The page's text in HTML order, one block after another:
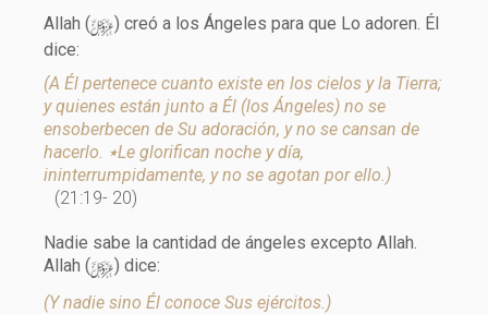
Allah (y) creó a los Ángeles para que Lo adoren. Él
dice:
(A Él pertenece cuanto existe en los cielos y la Tierra;
y quienes están junto a Él (los Ángeles) no se
ensoberbecen de Su adoración, y no se cansan de
hacerlo. ٭Le glorifican noche y día,
ininterrumpidamente, y no se agotan por ello.)
(21:19- 20)
Nadie sabe la cantidad de ángeles excepto Allah.
Allah (y) dice:
(Y nadie sino Él conoce Sus ejércitos.)